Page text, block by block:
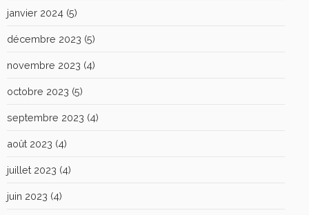
janvier 2024 (5)
décembre 2023 (5)
novembre 2023 (4)
octobre 2023 (5)
septembre 2023 (4)
août 2023 (4)
juillet 2023 (4)
juin 2023 (4)